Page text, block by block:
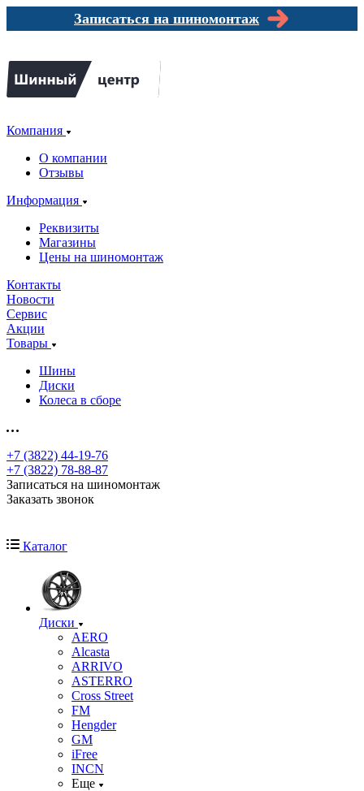
Записаться на шиномонтаж
Компания
О компании
Отзывы
Информация
Реквизиты
Магазины
Цены на шиномонтаж
Контакты
Новости
Сервис
Акции
Товары
Шины
Диски
Колеса в сборе
+7 (3822) 44-19-76
+7 (3822) 78-88-87
Записаться на шиномонтаж
Заказать звонок
Каталог
Диски
AERO
Alcasta
ARRIVO
ASTERRO
Cross Street
FM
Hengder
GM
iFree
INCN
Еще